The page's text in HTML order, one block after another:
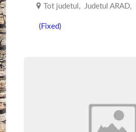
Tot judetul , Judetul ARAD,
(Fixed)